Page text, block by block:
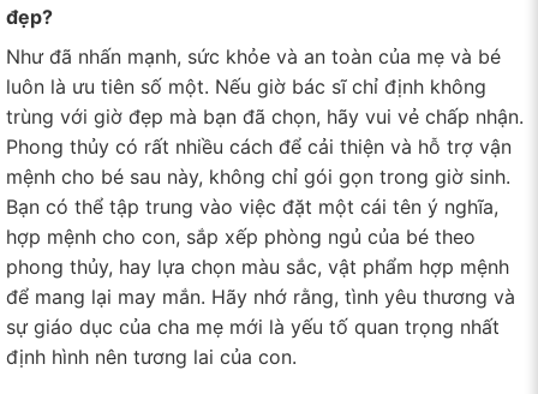
đẹp?
Như đã nhấn mạnh, sức khỏe và an toàn của mẹ và bé
luôn là ưu tiên số một. Nếu giờ bác sĩ chỉ định không
trùng với giờ đẹp mà bạn đã chọn, hãy vui vẻ chấp nhận.
Phong thủy có rất nhiều cách để cải thiện và hỗ trợ vận
mệnh cho bé sau này, không chỉ gói gọn trong giờ sinh.
Bạn có thể tập trung vào việc đặt một cái tên ý nghĩa,
hợp mệnh cho con, sắp xếp phòng ngủ của bé theo
phong thủy, hay lựa chọn màu sắc, vật phẩm hợp mệnh
để mang lại may mắn. Hãy nhớ rằng, tình yêu thương và
sự giáo dục của cha mẹ mới là yếu tố quan trọng nhất
định hình nên tương lai của con.